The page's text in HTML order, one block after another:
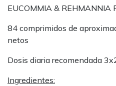
EUCOMMIA & REHMANNIA
84 comprimidos de
netos
Dosis diaria recomendada
Ingredientes: